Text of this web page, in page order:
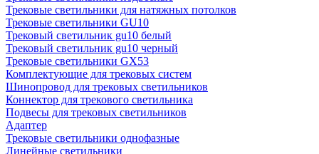
Трековые светильники для натяжных потолков
Трековые светильники GU10
Трековый светильник gu10 белый
Трековый светильник gu10 черный
Трековые светильники GX53
Комплектующие для трековых систем
Шинопровод для трековых светильников
Коннектор для трекового светильника
Подвесы для трековых светильников
Адаптер
Трековые светильники однофазные
Линейные светильники